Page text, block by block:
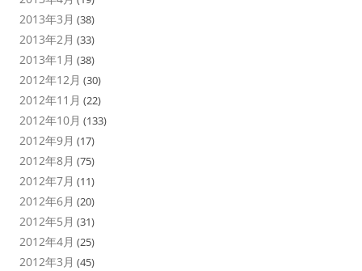
2013年3月 (38)
2013年2月 (33)
2013年1月 (38)
2012年12月 (30)
2012年11月 (22)
2012年10月 (133)
2012年9月 (17)
2012年8月 (75)
2012年7月 (11)
2012年6月 (20)
2012年5月 (31)
2012年4月 (25)
2012年3月 (45)